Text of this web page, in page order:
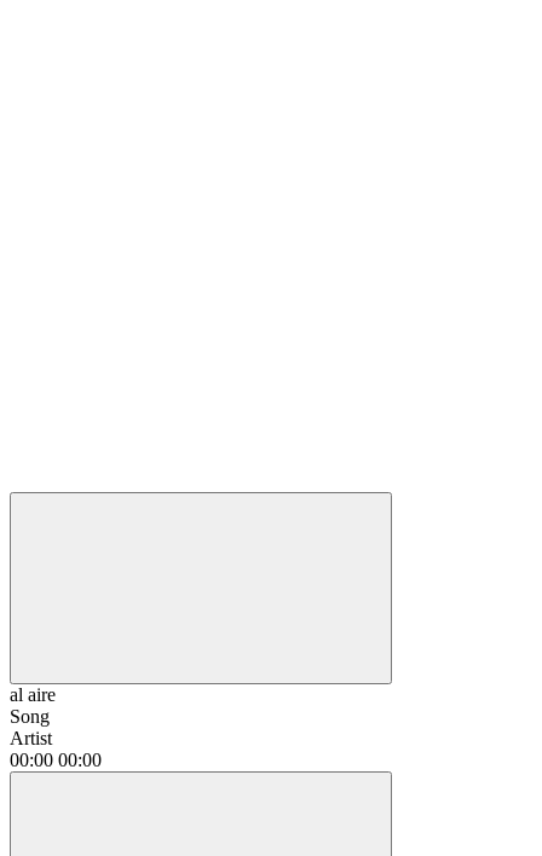
al aire
Song
Artist
00:00 00:00